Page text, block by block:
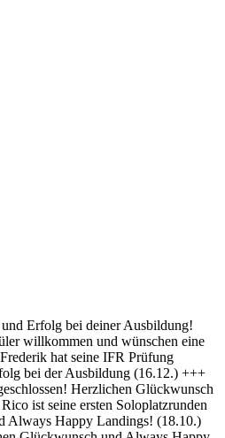
(15.06.) & Always Happy Landings +++ Herzlichen Glückwunsch zu bestandenen PPL(A) Prüfung, Fabian - always happy landings ! (19.5.) +++ Stefan hat die Prüfung für die Instrumentenflugberechtigung bestanden! Gratulation und weiterhin Happy Landings! . (04.05.) +++ Herzlich Willkommen bei der FFG, Eike, und viel Spaß und Erfolg bei deiner Ausbildung. (22.04.) +++ Wir heißen Daniel H. als neuen Flugschüler willkommen und wünschen eine erfolgreiche Ausbildung! (01.04.) +++ Gratulation auch an Daniel P., der heute (31.03.) seinen ersten Alleinflug absolviert hat! Herzlichen Glückwunsch und weiterhin Happy Landings! +++ Norman hat am 15.03. seinen ersten Alleinflug absolviert! Herzlichen Glückwunsch und weiterhin Happy Landings! +++ Daniel hat heute (9.3.) seine Theoretische Prüfung bestanden! Herzlichen Glückwunsch und viel Spaß bei den nächsten Ausbildungsschritten +++ Marek hat heute (1.3.) seine Praktische Prüfung bestanden -Herzlichen Glückwunsch und Always Happy Landings +++ Herzlich Willkommen, Luis. Viel Spaß und Erfolg bei deiner Ausbildung. +++ Herzlich Willkommen, Maximilian. Viel Spaß und Erfolg bei deiner Ausbildung. +++ Simon hat heute (9.2.) seine Theoretische Prüfung bestanden - Herzlichen Glückwunsch +++ Paul hat heute (22. Nov) seine PPL-Prüfung bestanden! Herzlichen Glückwunsch und Always Happy Landings! +++ Willkommen bei der FFG, Vincent. Viel Spaß und Erfolg bei deiner Ausbildung! +++ Willkommen bei der FFG, Doris. Viel Spaß und Erfolg bei deiner Ausbildung! +++ Holger hat seine PPL-Prüfung bestanden! Gratulation und weiterhin Happy Landings! +++ Micha hat seine PPL